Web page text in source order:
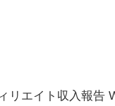
リエイト収入報告